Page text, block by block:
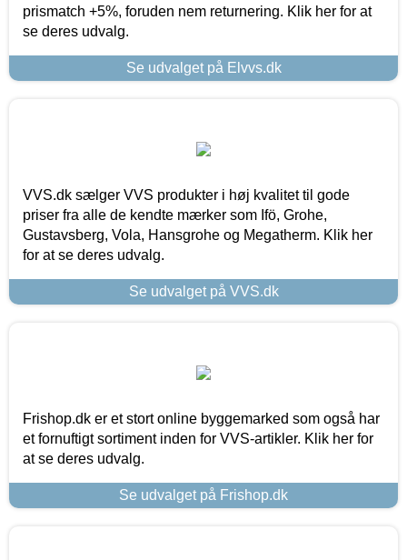
prismatch +5%, foruden nem returnering. Klik her for at
se deres udvalg.
Se udvalget på Elvvs.dk
VVS.dk sælger VVS produkter i høj kvalitet til gode
priser fra alle de kendte mærker som Ifö, Grohe,
Gustavsberg, Vola, Hansgrohe og Megatherm. Klik her
for at se deres udvalg.
Se udvalget på VVS.dk
Frishop.dk er et stort online byggemarked som også har
et fornuftigt sortiment inden for VVS-artikler. Klik her for
at se deres udvalg.
Se udvalget på Frishop.dk